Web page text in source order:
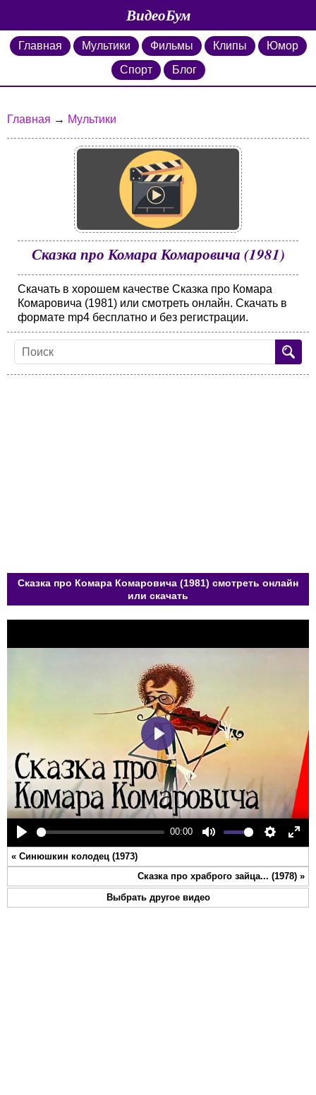
ВидеоБум
Главная Мультики Фильмы Клипы
Юмор
Спорт
Блог
Главная → Мультики
Сказка про Комара Комаровича (1981)
Скачать в хорошем качестве Сказка про Комара
Комаровича (1981) или смотреть онлайн. Скачать в
формате mp4 бесплатно и без регистрации.
Сказка про Комара Комаровича (1981) смотреть онлайн
или скачать
Play
00:00
Mute Settings
Play
« Синюшкин колодец (1973)
Сказка про храброго зайца... (1978) »
Выбрать другое видео